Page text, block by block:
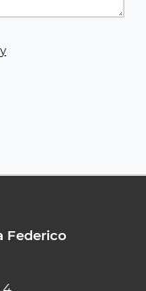
Federico